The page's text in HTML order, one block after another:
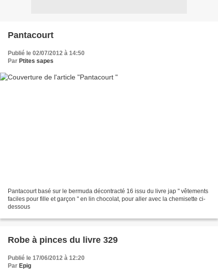
Pantacourt
Publié le 02/07/2012 à 14:50
Par Ptites sapes
Pantacourt basé sur le bermuda décontracté 16 issu du livre jap " vêtements
faciles pour fille et garçon " en lin chocolat, pour aller avec la chemisette ci-
dessous
Robe à pinces du livre 329
Publié le 17/06/2012 à 12:20
Par Epig